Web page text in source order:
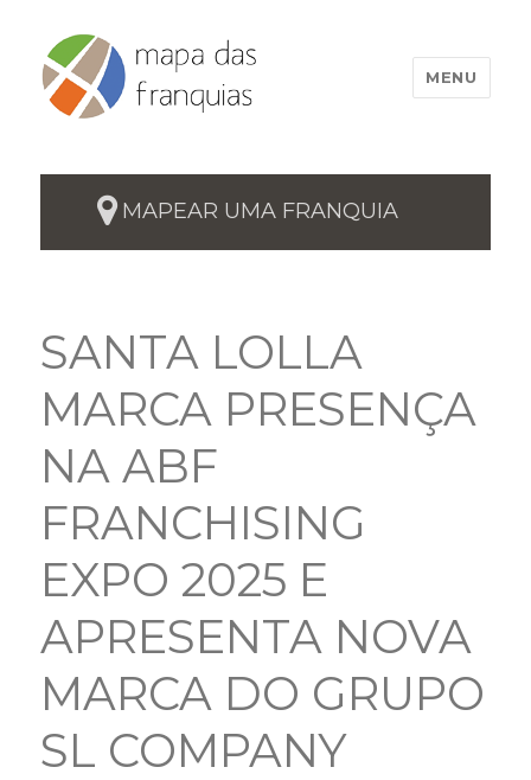
MENU
MAPEAR UMA FRANQUIA
SANTA LOLLA
MARCA PRESENÇA
NA ABF
FRANCHISING
EXPO 2025 E
APRESENTA NOVA
MARCA DO GRUPO
SL COMPANY